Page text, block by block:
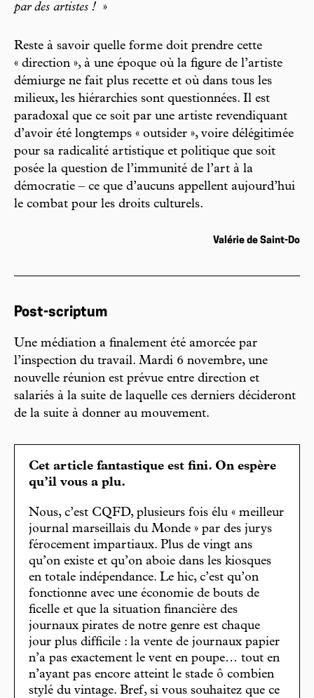
par des artistes ! »
Reste à savoir quelle forme doit prendre cette
« direction », à une époque où la figure de l’artiste
démiurge ne fait plus recette et où dans tous les
milieux, les hiérarchies sont questionnées. Il est
paradoxal que ce soit par une artiste revendiquant
d’avoir été longtemps « outsider », voire délégitimée
pour sa radicalité artistique et politique que soit
posée la question de l’immunité de l’art à la
démocratie – ce que d’aucuns appellent aujourd’hui
le combat pour les droits culturels.
Valérie de Saint-Do
Post-scriptum
Une médiation a finalement été amorcée par
l’inspection du travail. Mardi 6 novembre, une
nouvelle réunion est prévue entre direction et
salariés à la suite de laquelle ces derniers décideront
de la suite à donner au mouvement.
Cet article fantastique est fini. On espère
qu’il vous a plu.
Nous, c’est CQFD, plusieurs fois élu « meilleur
journal marseillais du Monde » par des jurys
férocement impartiaux. Plus de vingt ans
qu’on existe et qu’on aboie dans les kiosques
en totale indépendance. Le hic, c’est qu’on
fonctionne avec une économie de bouts de
ficelle et que la situation financière des
journaux pirates de notre genre est chaque
jour plus difficile : la vente de journaux papier
n’a pas exactement le vent en poupe… tout en
n’ayant pas encore atteint le stade ô combien
stylé du vintage. Bref, si vous souhaitez que ce